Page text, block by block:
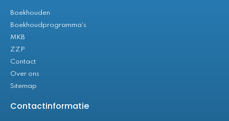
Boekhouden
Boekhoudprogramma's
MKB
ZZP
Contact
Over ons
Sitemap
Contactinformatie